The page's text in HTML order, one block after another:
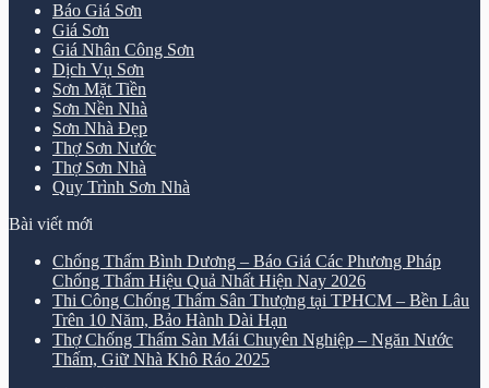
Báo Giá Sơn
Giá Sơn
Giá Nhân Công Sơn
Dịch Vụ Sơn
Sơn Mặt Tiền
Sơn Nền Nhà
Sơn Nhà Đẹp
Thợ Sơn Nước
Thợ Sơn Nhà
Quy Trình Sơn Nhà
Bài viết mới
Chống Thấm Bình Dương – Báo Giá Các Phương Pháp
Chống Thấm Hiệu Quả Nhất Hiện Nay 2026
Thi Công Chống Thấm Sân Thượng tại TPHCM – Bền Lâu
Trên 10 Năm, Bảo Hành Dài Hạn
Thợ Chống Thấm Sàn Mái Chuyên Nghiệp – Ngăn Nước
Thấm, Giữ Nhà Khô Ráo 2025